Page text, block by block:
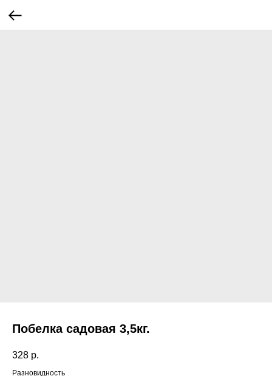
Побелка садовая 3,5кг.
328 р.
Разновидность